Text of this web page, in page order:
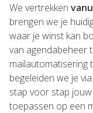
We vertrekken
brengen we je
waar je winst kan
van agendabeheer
mailautomatisering
begeleiden we je
stap voor stap
toepassen op een